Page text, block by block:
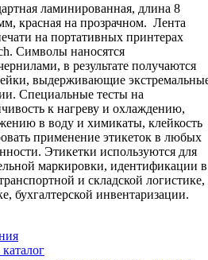
ламинированная, длина 8
красная на прозрачном. Лента
на портативных принтерах
Символы наносятся
в результате получаются
выдерживающие
Специальные тесты на
к нагреву и охлаждению,
в воду и химикаты, клейкость
применение этикеток в любых
Этикетки используются для
маркировки, идентификации в
и складской логистике,
бухгалтерской инвентаризации.